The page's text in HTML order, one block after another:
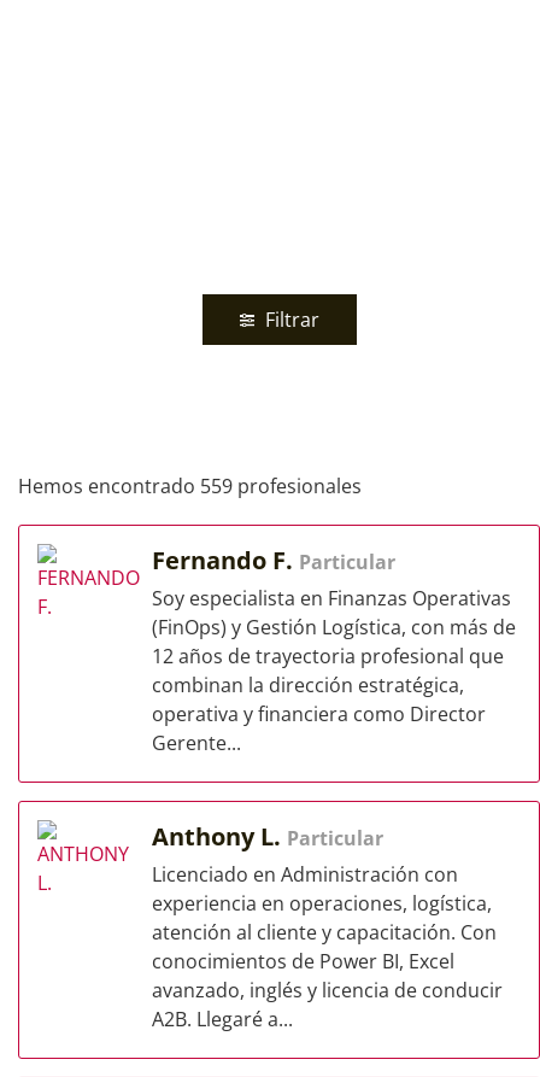
Filtrar
Hemos encontrado 559 profesionales
Fernando F. Particular
Soy especialista en Finanzas Operativas
(FinOps) y Gestión Logística, con más de
12 años de trayectoria profesional que
combinan la dirección estratégica,
operativa y financiera como Director
Gerente...
Anthony L. Particular
Licenciado en Administración con
experiencia en operaciones, logística,
atención al cliente y capacitación. Con
conocimientos de Power BI, Excel
avanzado, inglés y licencia de conducir
A2B. Llegaré a...